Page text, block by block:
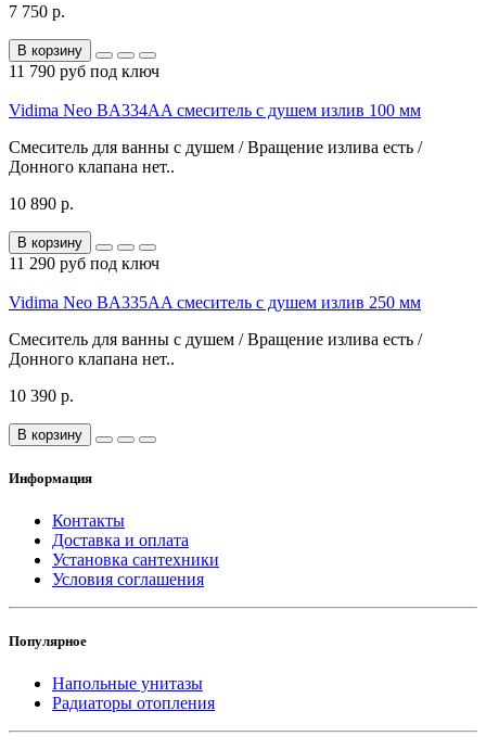
7 750 р.
В корзину
11 790 руб под ключ
Vidima Neo BA334AA смеситель с душем излив 100 мм
Смеситель для ванны с душем / Вращение излива есть /
Донного клапана нет..
10 890 р.
В корзину
11 290 руб под ключ
Vidima Neo BA335AA смеситель с душем излив 250 мм
Смеситель для ванны с душем / Вращение излива есть /
Донного клапана нет..
10 390 р.
В корзину
Информация
Контакты
Доставка и оплата
Установка сантехники
Условия соглашения
Популярное
Напольные унитазы
Радиаторы отопления